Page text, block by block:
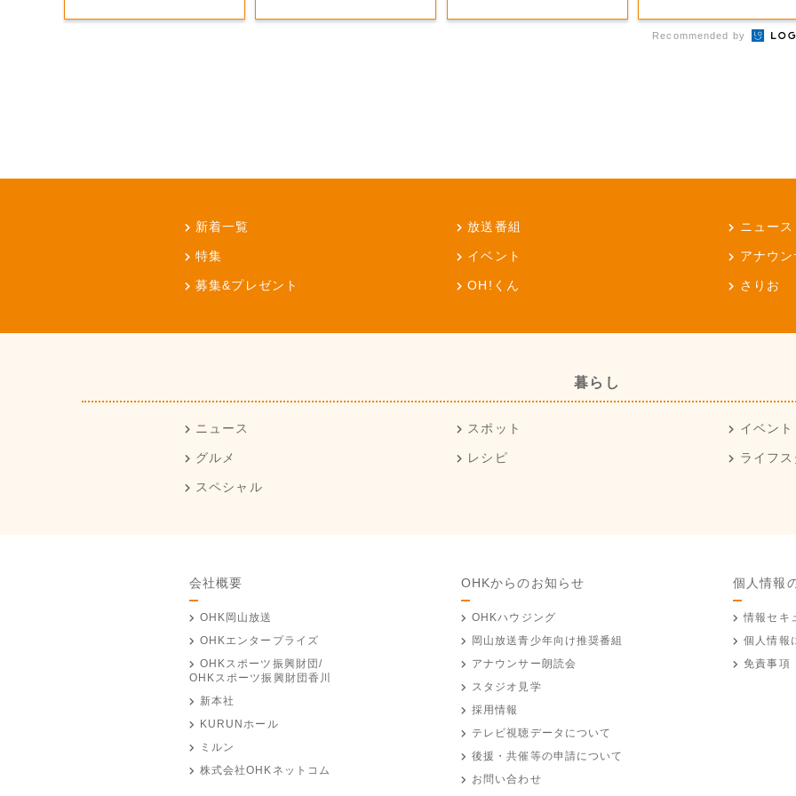
Recommended by
新着一覧 放送番組 ニュース
特集 イベント アナウ
募集&プレゼント OH!くん さりお
暮らし
ニュース スポット イベント
グルメ レシピ ライフ
スペシャル
会社概要
OHK岡山放送
OHKエンタープライズ
OHKスポーツ振興財団/
OHKスポーツ振興財団香川
新本社
KURUNホール
ミルン
株式会社OHKネットコム
OHKからのお知らせ
OHKハウジング
岡山放送青少年向け推奨番組
アナウンサー朗読会
スタジオ見学
採用情報
テレビ視聴データについて
後援・共催等の申請について
お問い合わせ
個人情報
情報セキ
個人情報
免責事項